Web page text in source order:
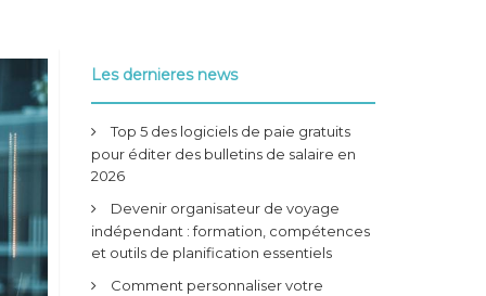
Les dernieres news
Top 5 des logiciels de paie gratuits
pour éditer des bulletins de salaire en
2026
Devenir organisateur de voyage
indépendant : formation, compétences
et outils de planification essentiels
Comment personnaliser votre